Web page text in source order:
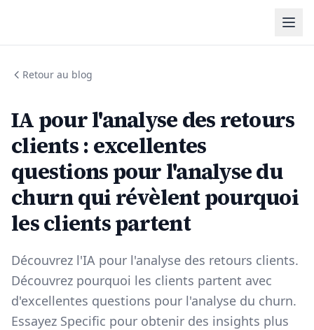
Retour au blog
IA pour l'analyse des retours
clients : excellentes
questions pour l'analyse du
churn qui révèlent pourquoi
les clients partent
Découvrez l'IA pour l'analyse des retours clients.
Découvrez pourquoi les clients partent avec
d'excellentes questions pour l'analyse du churn.
Essayez Specific pour obtenir des insights plus